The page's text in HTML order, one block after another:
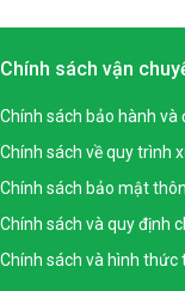
Chính sách vận
Chính sách bảo hành và
Chính sách về quy trình
Chính sách bảo mật
Chính sách và quy định
Chính sách và hình thức